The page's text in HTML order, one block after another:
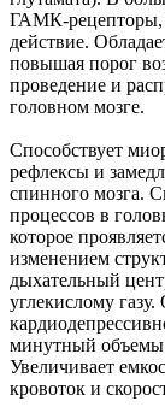
ГАМК-рецепторы,
действие.
повышая порог
проведение и
головном мозге.
Способствует
рефлексы и
спинного мозга.
процессов в
которое
изменением
дыхательный
углекислому
минутный объемы
Увеличивает
кровоток и